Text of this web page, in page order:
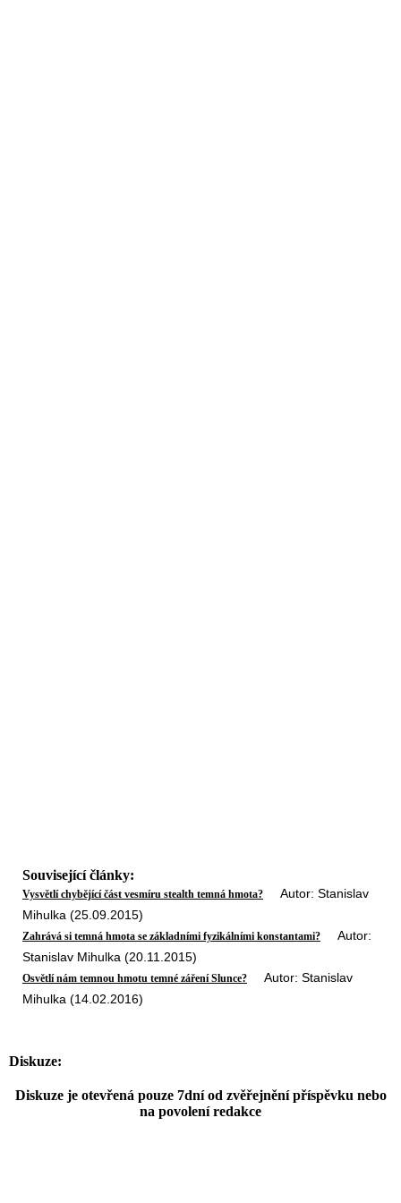
Související články:
Vysvětlí chybějící část vesmíru stealth temná hmota? Autor: Stanislav
Mihulka (25.09.2015)
Zahrává si temná hmota se základními fyzikálními konstantami? Autor:
Stanislav Mihulka (20.11.2015)
Osvětlí nám temnou hmotu temné záření Slunce? Autor: Stanislav
Mihulka (14.02.2016)
Diskuze:
Diskuze je otevřená pouze 7dní od zvěřejnění příspěvku nebo
na povolení redakce